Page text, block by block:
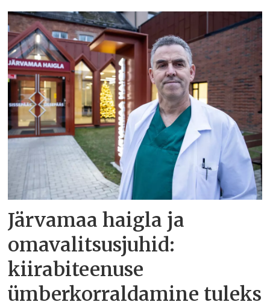
Järvamaa haigla ja
omavalitsusjuhid:
kiirabiteenuse
ümberkorraldamine tuleks